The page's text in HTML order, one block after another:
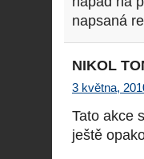
napsaná
NIKOL
3 května,
Tato akce
ještě